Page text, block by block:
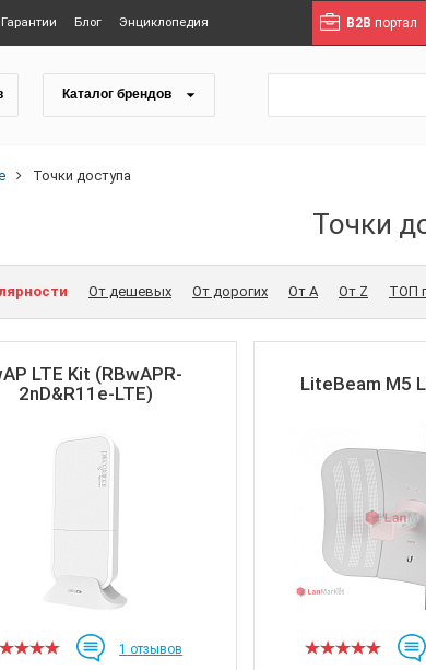
Гарантии Блог Энциклопедия B2B портал
Каталог брендов
Точки доступа
Точки
От дешевых От дорогих От A От Z ТОП
LTE Kit (RBwAPR-
2nD&R11e-LTE)
1 отзывов
LiteBeam M5